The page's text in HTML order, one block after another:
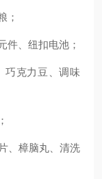
；
、纽扣电池；
克力豆、调味
、樟脑丸、清洗